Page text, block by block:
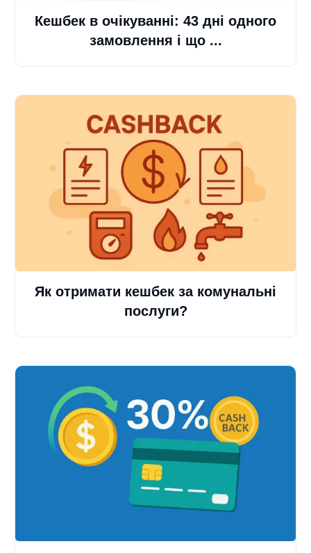
Кешбек в очікуванні: 43 дні одного
замовлення і що ...
Як отримати кешбек за комунальні
послуги?